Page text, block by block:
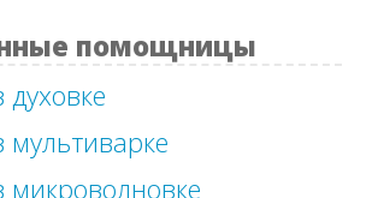
помощницы
мультиварке
микроволновке